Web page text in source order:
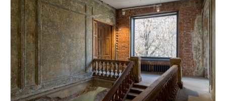
НОВОСТИ
В Москве открылись две новые площадки
для регистрации брака. Одна из них —
в ресторане «Савой»А другая
расположена в лофте на Ленинской
Слободе
НОВОСТИ
Покрас Лампас — о варварском удалении
граффити в МосквеВ городе закрасили
уже несколько известных работ